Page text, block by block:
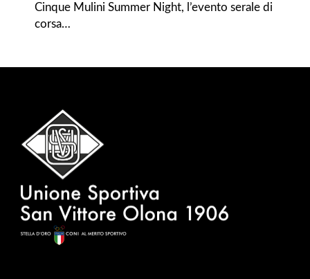
Cinque Mulini Summer Night, l’evento serale di
corsa…